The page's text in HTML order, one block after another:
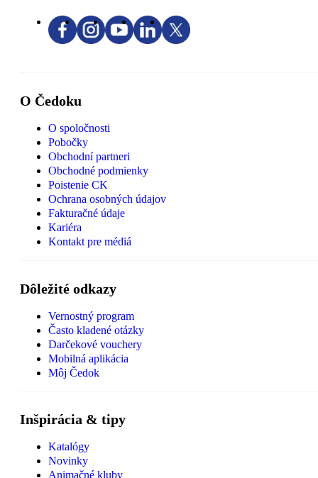
O Čedoku
O spoločnosti
Pobočky
Obchodní partneri
Obchodné podmienky
Poistenie CK
Ochrana osobných údajov
Fakturačné údaje
Kariéra
Kontakt pre médiá
Dôležité odkazy
Vernostný program
Často kladené otázky
Darčekové vouchery
Mobilná aplikácia
Môj Čedok
Inšpirácia & tipy
Katalógy
Novinky
Animačné kluby